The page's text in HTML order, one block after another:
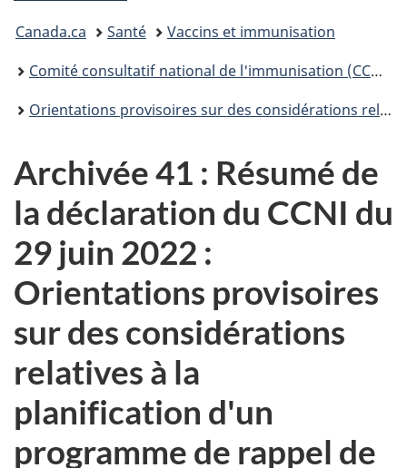
Vous
êtes
ici :
Canada.ca Santé
Vaccins et immunisation
Comité consultatif national de l'immunisation (CCNI) : Déclarations et publications
Orientations provisoires sur des considérations relatives à la planification d’un programme de rappel de vaccins contre la COVID-19 pour l’automne 2022 au Canada : Déclaration du CCNI, 29 juin 2022
Archivée 41 : Résumé de
la déclaration du CCNI du
29 juin 2022 :
Orientations provisoires
sur des considérations
relatives à la
planification d'un
programme de rappel de